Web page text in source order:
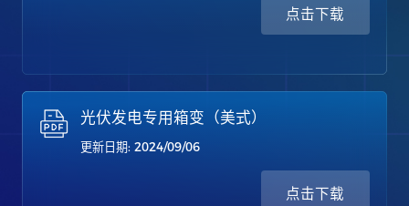
点击下载
光伏发电专用箱变（美式）
更新日期: 2024/09/06
点击下载